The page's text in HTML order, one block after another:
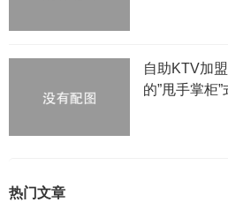
自助KTV加
的”甩手掌柜
热门文章